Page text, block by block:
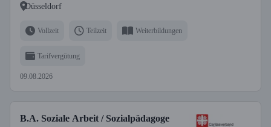
Düsseldorf
Vollzeit Teilzeit Weiterbildungen
Tarifvergütung
09.08.2026
B.A. Soziale Arbeit / Sozialpädagoge